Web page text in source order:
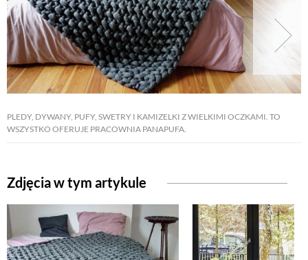
PLEDY, DYWANY, PUFY, SWETRY I KAMIZELKI Z WIELKIMI OCZKAMI. TO
WSZYSTKO OFERUJE PRACOWNIA PANAPUFA.
Zdjęcia w tym artykule